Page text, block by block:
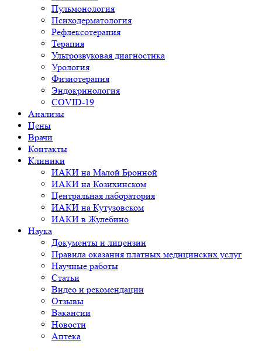
Пульмонология
Психодерматология
Рефлексотерапия
Терапия
Ультрозвуковая диагностика
Урология
Физиотерапия
Эндокринология
COVID-19
Анализы
Цены
Врачи
Контакты
Клиники
ИАКИ на Малой Бронной
ИАКИ на Козихинском
Центральная лаборатория
ИАКИ на Кутузовском
ИАКИ в Жулебино
Наука
Документы и лицензии
Правила оказания платных медицинских услуг
Научные работы
Статьи
Видео и рекомендации
Отзывы
Вакансии
Новости
Аптека